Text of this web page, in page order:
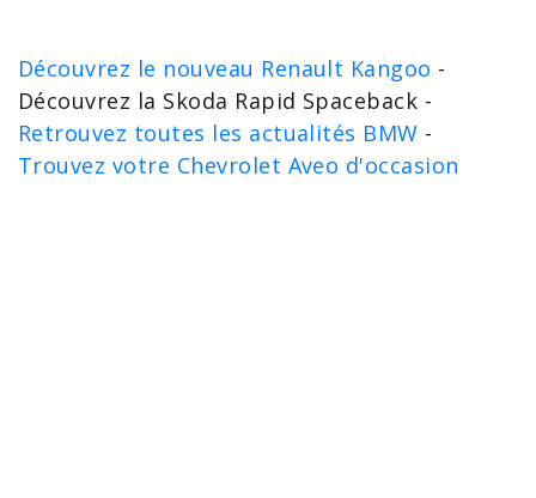
Découvrez le nouveau Renault Kangoo -
Découvrez la Skoda Rapid Spaceback -
Retrouvez toutes les actualités BMW -
Trouvez votre Chevrolet Aveo d'occasion